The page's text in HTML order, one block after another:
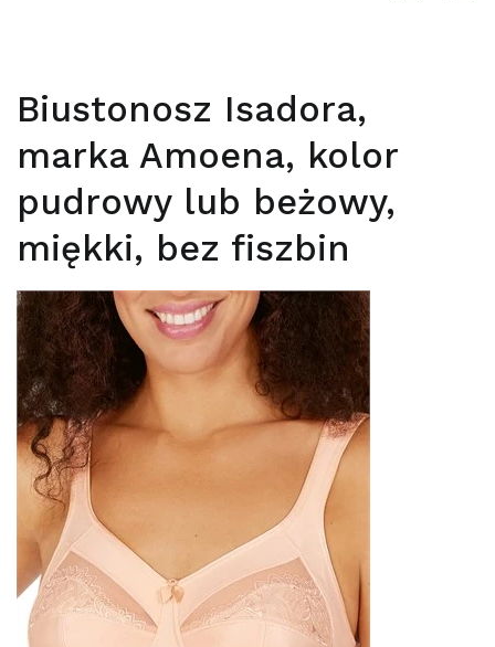
Biustonosz Isadora,
marka Amoena, kolor
pudrowy lub beżowy,
miękki, bez fiszbin